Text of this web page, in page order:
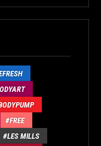
FREE
LES MILLS